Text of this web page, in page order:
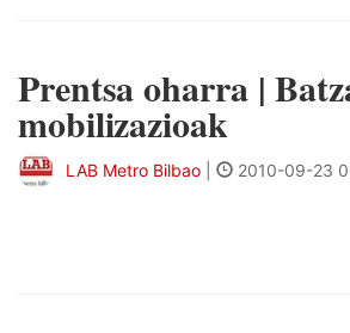
Prentsa oharra |
mobilizazioak
LAB Metro Bilbao 2010-09-23